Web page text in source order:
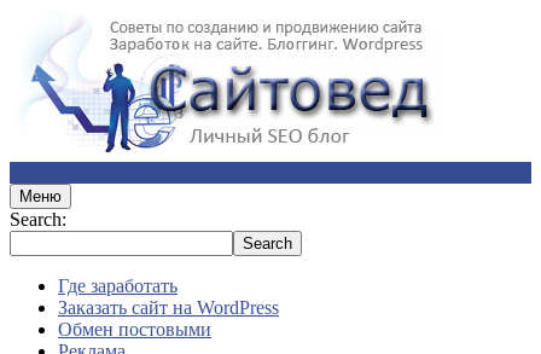
Меню
Search:
Где заработать
Заказать сайт на WordPress
Обмен постовыми